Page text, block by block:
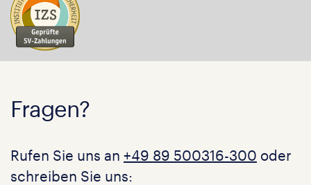
Fragen?
Rufen Sie uns an +49 89 500316-300 oder
schreiben Sie uns: